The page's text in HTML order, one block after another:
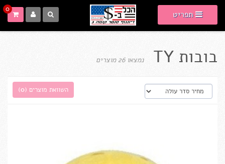
תפריט 0
בובות TY נמצאו 26 מוצרים
השוואת מוצרים (0
)